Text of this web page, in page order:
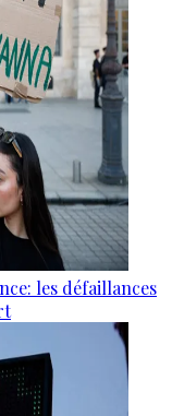
les défaillances